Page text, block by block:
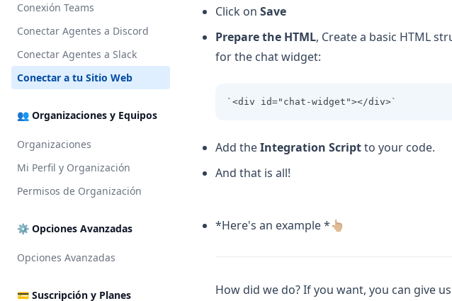
Conexión Teams
Conectar Agentes a Discord
Conectar Agentes a Slack
Conectar a tu Sitio Web
👥 Organizaciones y Equipos
Organizaciones
Mi Perfil y Organización
Permisos de Organización
⚙️ Opciones Avanzadas
Opciones Avanzadas
💳 Suscripción y Planes
Click on Save
Prepare the HTML, Create a basic HTML
for the chat widget:
`<div id="chat-widget"></div>`
Add theIntegration Scriptto your code.
And that is all!
*Here's an example *👆🏼
How did we do? If you want, you can give